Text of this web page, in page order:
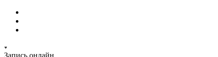
Запись онлайн